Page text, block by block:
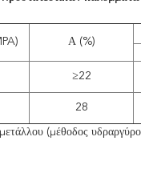
Α (%)
≥22
28
μετάλλου (μέθοδος